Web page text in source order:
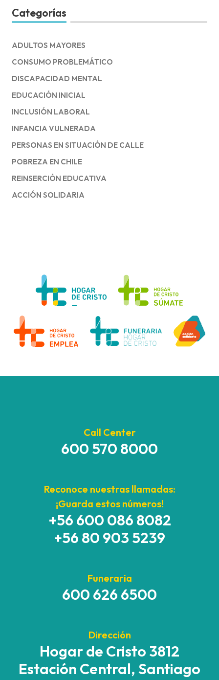
Categorías
ADULTOS MAYORES
CONSUMO PROBLEMÁTICO
DISCAPACIDAD MENTAL
EDUCACIÓN INICIAL
INCLUSIÓN LABORAL
INFANCIA VULNERADA
PERSONAS EN SITUACIÓN DE CALLE
POBREZA EN CHILE
REINSERCIÓN EDUCATIVA
ACCIÓN SOLIDARIA
Call Center
600 570 8000
Reconoce nuestras llamadas:
¡Guarda estos números!
+56 600 086 8082
+56 80 903 5239
Funeraria
600 626 6500
Dirección
Hogar de Cristo 3812
Estación Central, Santiago